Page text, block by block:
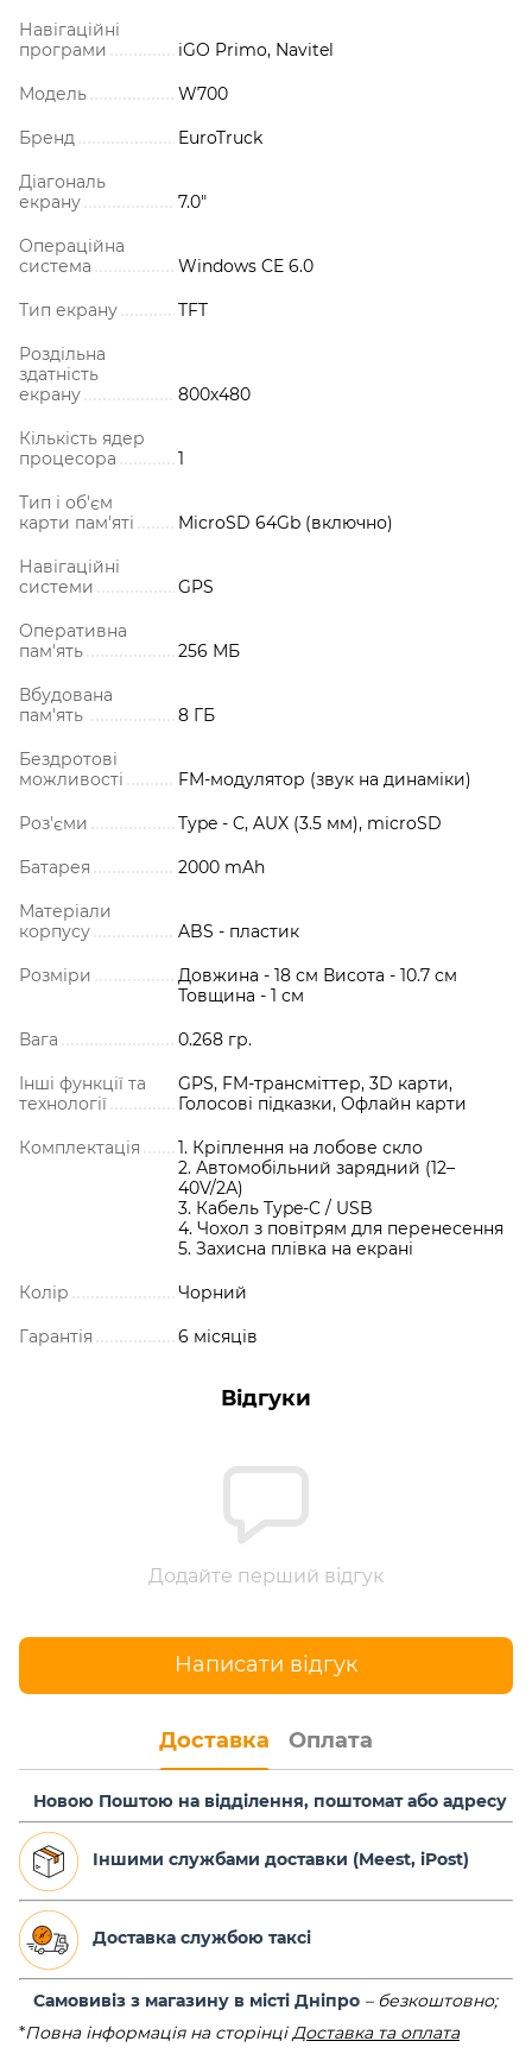
Навігаційні
програми
iGO Primo, Navitel
Модель W700
Бренд EuroTruck
Діагональ
екрану
7.0"
Операційна
система
Windows CE 6.0
Тип екрану TFT
Роздільна
здатність
екрану
800х480
Кількість ядер
процесора
1
Тип і об'єм
карти пам'яті
MicroSD 64Gb (включно)
Навігаційні
системи
GPS
Оперативна
пам'ять
256 МБ
Вбудована
пам'ять
8 ГБ
Бездротові
можливості
FM-модулятор (звук на динаміки)
Роз'єми Type - C, AUX (3.5 мм), microSD
Батарея 2000 mAh
Матеріали
корпусу
ABS - пластик
Розміри
Довжина - 18 см Висота - 10.7 см
Товщина - 1 см
Вага 0.268 гр.
Інші функції та
технології
GPS, FM-трансміттер, 3D карти,
Голосові підказки, Офлайн карти
Комплектація
1. Кріплення на лобове скло
2. Автомобільний зарядний (12–
40V/2А)
3. Кабель Type-C / USB
4. Чохол з повітрям для перенесення
5. Захисна плівка на екрані
Колір Чорний
Гарантія 6 місяців
Відгуки
Додайте перший відгук
Написати відгук
Доставка Оплата
Новою Поштою на відділення, поштомат або адресу
Іншими службами доставки (Meest, iPost)
Доставка службою таксі
Самовивіз з магазину в місті Дніпро – безкоштовно;
*Повна інформація на сторінціДоставка та оплата